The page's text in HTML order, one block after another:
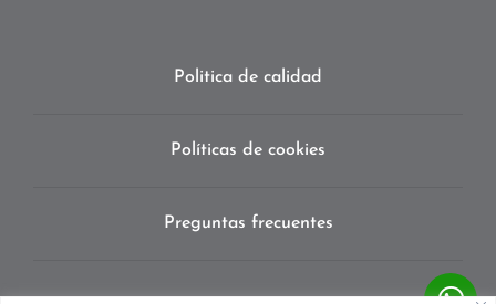
Politica de calidad
Políticas de cookies
Preguntas frecuentes